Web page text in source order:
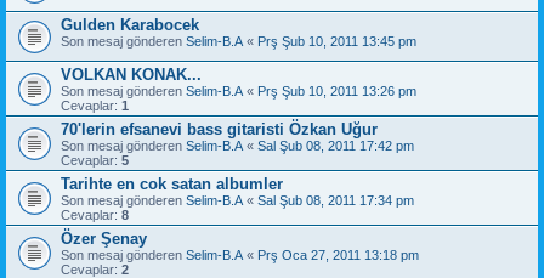
Gulden Karabocek
Son mesaj gönderen Selim-B.A « Prş Şub 10, 2011 13:45 pm
VOLKAN KONAK...
Son mesaj gönderen Selim-B.A « Prş Şub 10, 2011 13:26 pm
Cevaplar: 1
70'lerin efsanevi bass gitaristi Özkan Uğur
Son mesaj gönderen Selim-B.A « Sal Şub 08, 2011 17:42 pm
Cevaplar: 5
Tarihte en cok satan albumler
Son mesaj gönderen Selim-B.A « Sal Şub 08, 2011 17:34 pm
Cevaplar: 8
Özer Şenay
Son mesaj gönderen Selim-B.A « Prş Oca 27, 2011 13:18 pm
Cevaplar: 2